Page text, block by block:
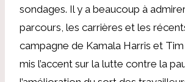
sondages. Il y a beaucoup à
parcours, les carrières et les
campagne de Kamala Harris et
mis l’accent sur la lutte contre la